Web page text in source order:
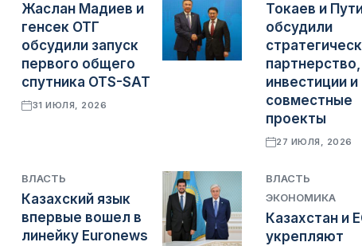
Жаслан Мадиев и
генсек ОТГ
обсудили запуск
первого общего
спутника OTS-SAT
31 ИЮЛЯ, 2026
Токаев и
обсудили
партнерство,
инвестиции и
совместные
проекты
27 ИЮЛЯ, 2026
ВЛАСТЬ
Казахский язык
впервые вошел в
линейку Euronews
ВЛАСТЬ
ЭКОНОМИКА
Казахстан и
укрепляют